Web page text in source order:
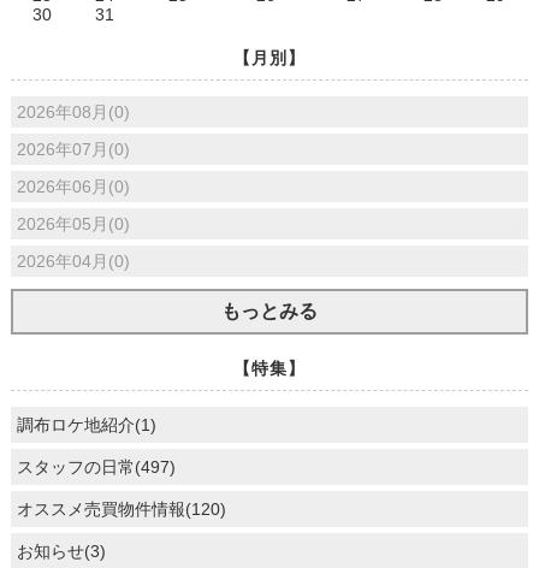
30
31
【月別】
2026年08月(0)
2026年07月(0)
2026年06月(0)
2026年05月(0)
2026年04月(0)
もっとみる
【特集】
調布ロケ地紹介(1)
スタッフの日常(497)
オススメ売買物件情報(120)
お知らせ(3)